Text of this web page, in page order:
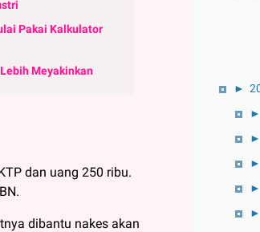
Pakai Kalkulator
Meyakinkan
dan uang 250 ribu.
dibantu nakes akan
►
►
►
►
►
►